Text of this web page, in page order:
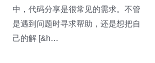
中，代码分享是很常见的需求。不管
是遇到问题时寻求帮助，还是想把自
己的解 [&h…